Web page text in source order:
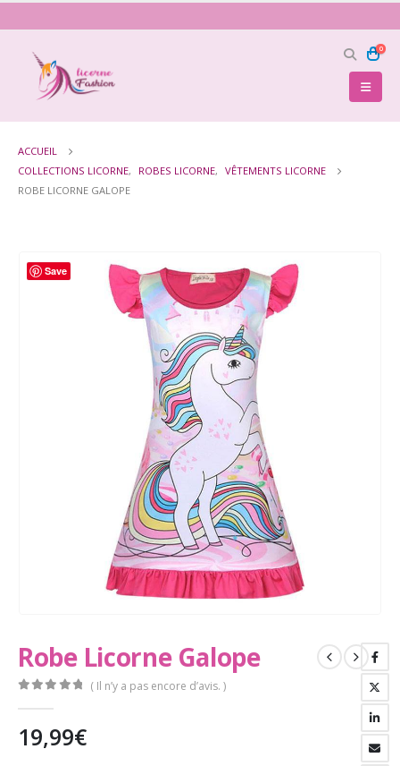
0
ACCUEIL
COLLECTIONS LICORNE, ROBES LICORNE, VÊTEMENTS LICORNE
ROBE LICORNE GALOPE
Save
Robe Licorne Galope
( Il n’y a pas encore d’avis. )
19,99€